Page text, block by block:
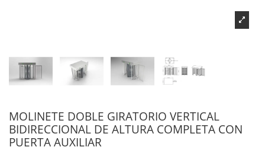
MOLINETE DOBLE GIRATORIO VERTICAL
BIDIRECCIONAL DE ALTURA COMPLETA CON
PUERTA AUXILIAR